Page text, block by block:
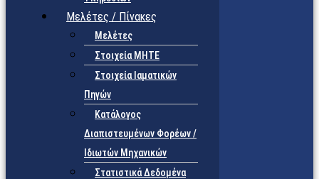
Μελέτες / Πίνακες
Μελέτες
Στοιχεία ΜΗΤΕ
Στοιχεία Ιαματικών
Πηγών
Κατάλογος
Διαπιστευμένων Φορέων /
Ιδιωτών Μηχανικών
Στατιστικά Δεδομένα